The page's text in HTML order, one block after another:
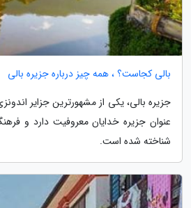
بالی کجاست؟ ، همه چیز درباره جزیره بالی
جزیره بالی، یکی از مشهورترین جزایر
عنوان جزیره خدایان معروفیت دارد و
شناخته شده است.